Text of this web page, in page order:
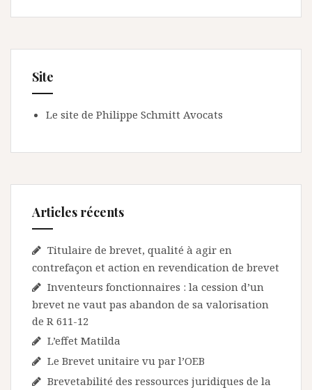
Site
Le site de Philippe Schmitt Avocats
Articles récents
Titulaire de brevet, qualité à agir en
contrefaçon et action en revendication de brevet
Inventeurs fonctionnaires : la cession d’un
brevet ne vaut pas abandon de sa valorisation
de R 611-12
L’effet Matilda
Le Brevet unitaire vu par l’OEB
Brevetabilité des ressources juridiques de la